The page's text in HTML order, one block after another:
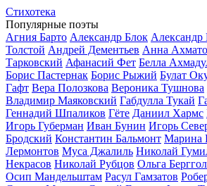
Стихотека
Популярные поэты
Агния Барто Александр Блок
Толстой Андрей Дементьев Анна
Тарковский Афанасий Фет Белла
Борис Пастернак Борис Рыжий Булат
Гафт Вера Полозкова Вероника Тушнова
Владимир Маяковский Габдулла Тукай
Геннадий Шпаликов Гёте Даниил Хармс
Игорь Губерман Иван Бунин Игорь
Бродский Константин Бальмонт Марина
Лермонтов Муса Джалиль Николай
Некрасов Николай Рубцов Ольга
Осип Мандельштам Расул Гамзатов